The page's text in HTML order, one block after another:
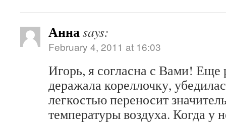
Аннаsays:
February 4, 2011 at 16:03
Игорь, я согласна с Вами! Еще
деражала кореллочку,
легкостью переносит
температуры воздуха. Когда у